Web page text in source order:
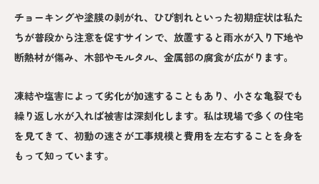
チョーキングや塗膜の剥がれ、ひび割れといった初期症状は私た
ちが普段から注意を促すサインで、放置すると雨水が入り下地や
断熱材が傷み、木部やモルタル、金属部の腐食が広がります。
凍結や塩害によって劣化が加速することもあり、小さな亀裂でも
繰り返し水が入れば被害は深刻化します。私は現場で多くの住宅
を見てきて、初動の速さが工事規模と費用を左右することを身を
もって知っています。